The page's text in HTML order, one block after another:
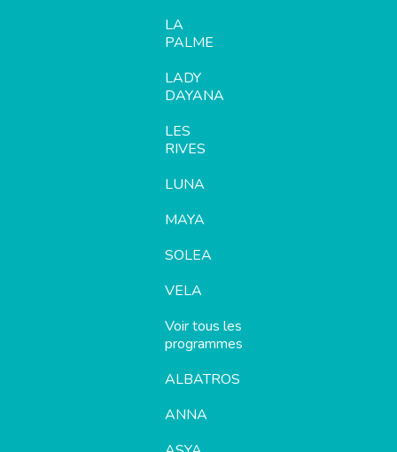
LA
PALME
LADY
DAYANA
LES
RIVES
LUNA
MAYA
SOLEA
VELA
Voir tous les
programmes
ALBATROS
ANNA